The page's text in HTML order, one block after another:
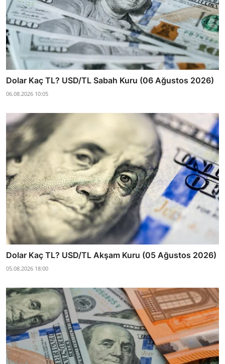
Dolar Kaç TL? USD/TL Sabah Kuru (06 Ağustos 2026)
06.08.2026 10:05
Dolar Kaç TL? USD/TL Akşam Kuru (05 Ağustos 2026)
05.08.2026 18:00